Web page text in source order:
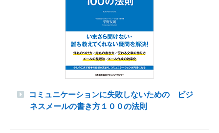
コミュニケーションに失敗しないための ビジ
ネスメールの書き方１００の法則